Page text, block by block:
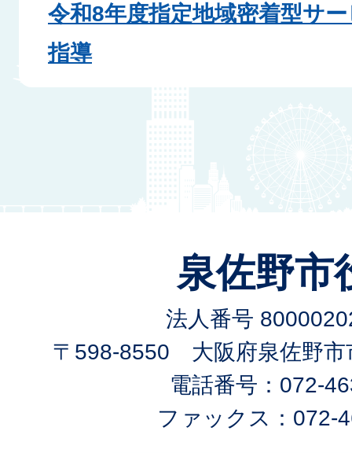
令和8年度指定地域密着型サ
指導
泉佐野市
法人番号
〒598-8550 大阪府泉佐野市
電話番号：072-
ファックス：072-